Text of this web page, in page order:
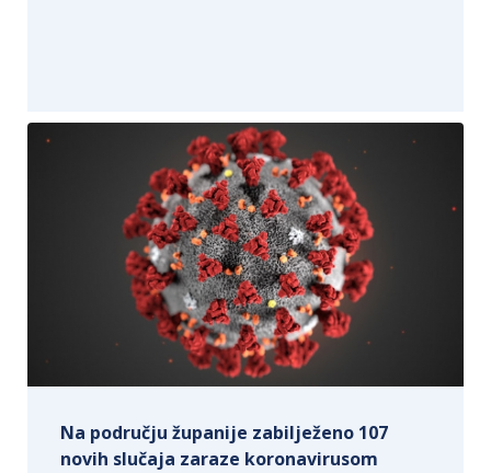
Na području županije zabilježeno 107
novih slučaja zaraze koronavirusom